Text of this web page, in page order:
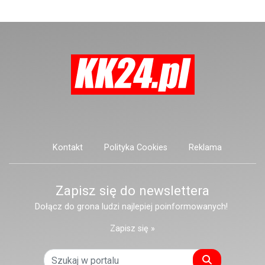
Kontakt Polityka Cookies Reklama
Zapisz się do newslettera
Dołącz do grona ludzi najlepiej poinformowanych!
Zapisz się »